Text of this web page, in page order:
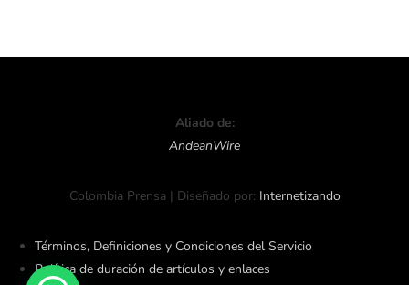
Aliado de:
AndeanWire
Colombia Prensa | Diseñado por: Internetizando
Términos, Definiciones y Condiciones del Servicio
Política de duración de artículos y enlaces